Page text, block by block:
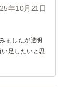
年10月21日
ましたが透明
足したいと思